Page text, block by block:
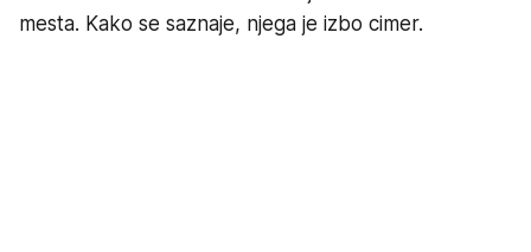
mesta. Kako se saznaje, njega je izbo cimer.